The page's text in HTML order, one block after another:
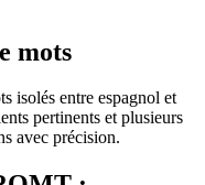
mots
isolés entre espagnol et
pertinents et plusieurs
avec précision.